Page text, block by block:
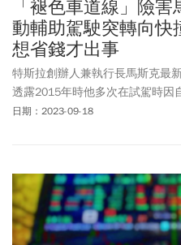
「褪色車道線」險
動輔助駕駛突轉向
想省錢才出事
特斯拉創辦人兼執行長馬斯克最
透露2015年時他多次在試駕時因
夠成熟差點送命，導致他對工程
日期：2023-09-18